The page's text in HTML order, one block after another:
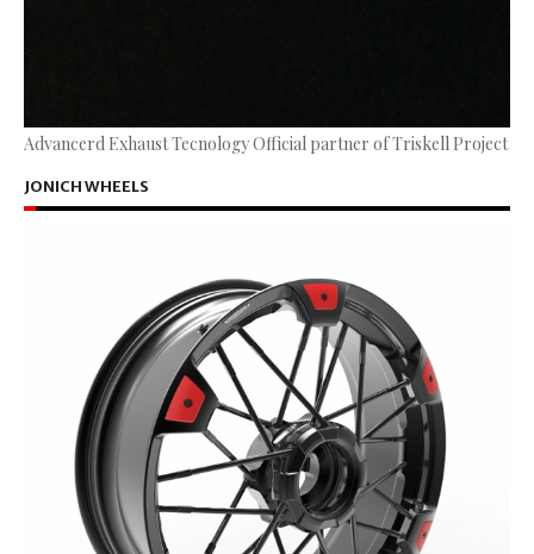
Advancerd Exhaust Tecnology Official partner of Triskell Project
JONICH WHEELS